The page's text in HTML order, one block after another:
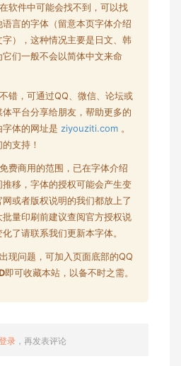
软件中可能会找不到，可以找
言的字体（留意本页字体介绍
），这种情况主要是日文、韩
们一般不会以简体中文来命
错，可通过QQ、微信、论坛或
平台分享给朋友，帮助更多的
字体的网址是 ziyouziti.com 。
支持！
免费商用的范围，已在字体介绍
移，字体的授权可能会产生变
或者版权说明的我们都放上了
量印刷前建议查阅官方授权说
了请联系我们更新本字体。
现问题，可加入页面底部的QQ
即可收藏本站，以备不时之需。
录 ，再发表评论